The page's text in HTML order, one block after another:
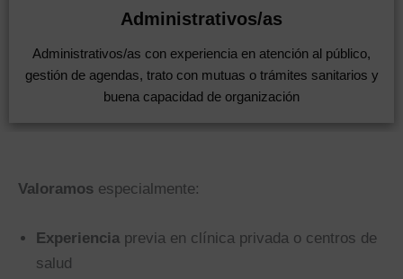
Administrativos/as
Administrativos/as con experiencia en atención al público,
gestión de agendas, trato con mutuas o trámites sanitarios y
buena capacidad de organización
Valoramos especialmente:
Experiencia previa en clínica privada o centros de
salud